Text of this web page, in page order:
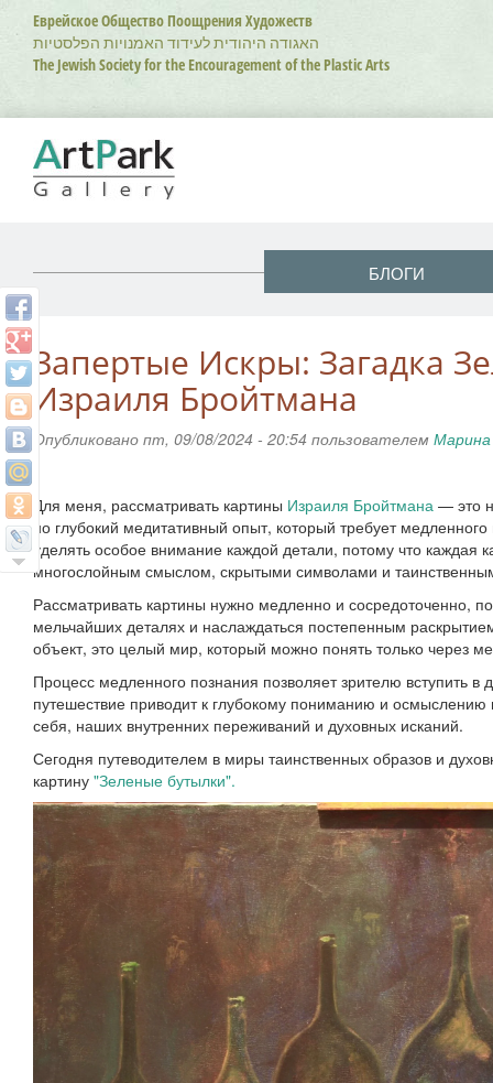
Перейти
основному
содержанию
Еврейское Общество Поощрения Художеств
האגודה היהודית לעידוד האמנויות הפלסטיות
The Jewish Society for the Encouragement of the Plastic Arts
БЛОГИ
Запертые Искры: Загадка
Израиля Бройтмана
Опубликовано пт, 09/08/2024 - 20:54 пользователем
Для меня, рассматривать картины Израиля Бройтмана — это
но глубокий медитативный опыт, который требует
уделять особое внимание каждой детали, потому что каждая
многослойным смыслом, скрытыми символами и
Рассматривать картины нужно медленно и сосредоточенно,
мельчайших деталях и наслаждаться постепенным
объект, это целый мир, который можно понять только через
Процесс медленного познания позволяет зрителю вступить в
путешествие приводит к глубокому пониманию и
себя, наших внутренних переживаний и духовных исканий.
Сегодня путеводителем в миры таинственных образов и
картину "Зеленые бутылки".